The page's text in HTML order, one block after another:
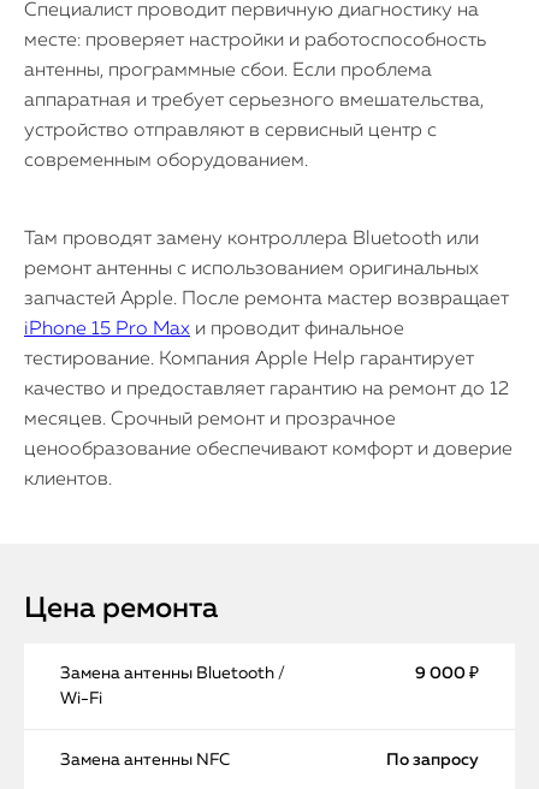
Специалист проводит первичную диагностику на
месте: проверяет настройки и работоспособность
антенны, программные сбои. Если проблема
аппаратная и требует серьезного вмешательства,
устройство отправляют в сервисный центр с
современным оборудованием.
Там проводят замену контроллера Bluetooth или
ремонт антенны с использованием оригинальных
запчастей Apple. После ремонта мастер возвращает
iPhone 15 Pro Max и проводит финальное
тестирование. Компания Apple Help гарантирует
качество и предоставляет гарантию на ремонт до 12
месяцев. Срочный ремонт и прозрачное
ценообразование обеспечивают комфорт и доверие
клиентов.
Цена ремонта
Замена антенны Bluetooth /
Wi-Fi
9 000 ₽
Замена антенны NFC По запросу